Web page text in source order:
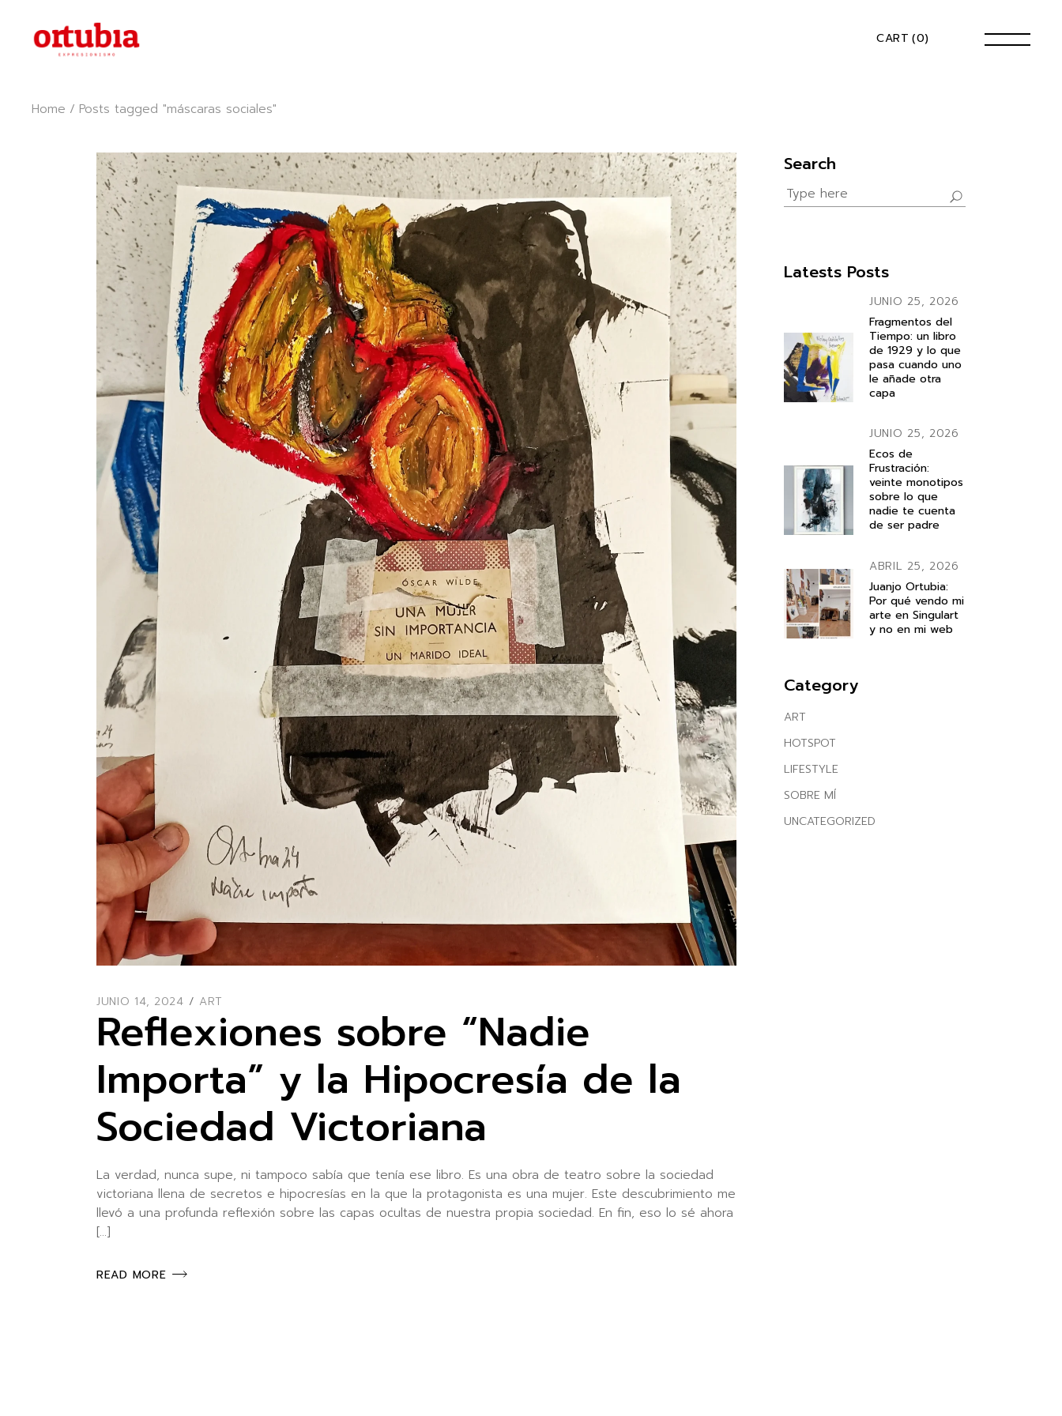
content CART (0)
Home Posts tagged "máscaras sociales"
JUNIO 14, 2024 ART
Reflexiones sobre “Nadie
Importa” y la Hipocresía de la
Sociedad Victoriana
La verdad, nunca supe, ni tampoco sabía que tenía ese libro. Es una obra de teatro sobre la sociedad
victoriana llena de secretos e hipocresías en la que la protagonista es una mujer. Este descubrimiento me
llevó a una profunda reflexión sobre las capas ocultas de nuestra propia sociedad. En fin, eso lo sé ahora
[…]
READ MORE
Search
Search
for:
Latests Posts
JUNIO 25, 2026
Fragmentos del
Tiempo: un libro
de 1929 y lo que
pasa cuando uno
le añade otra
capa
JUNIO 25, 2026
Ecos de
Frustración:
veinte monotipos
sobre lo que
nadie te cuenta
de ser padre
ABRIL 25, 2026
Juanjo Ortubia:
Por qué vendo mi
arte en Singulart
y no en mi web
Category
ART
HOTSPOT
LIFESTYLE
SOBRE MÍ
UNCATEGORIZED